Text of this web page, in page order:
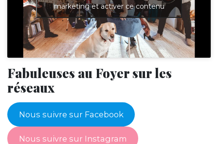
marketing et activer ce contenu
Fabuleuses au Foyer sur les
réseaux
Nous suivre sur Facebook
Nous suivre sur Instagram